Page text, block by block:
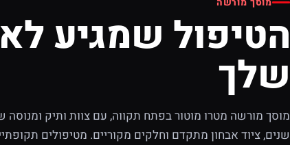
הטיפול שמגיע
שלך
מוסך מורשה מטרו מוטור בפתח תקווה, עם צוות ותיק ומנוסה
שנים, ציוד אבחון מתקדם וחלקים מקוריים. מטיפולים